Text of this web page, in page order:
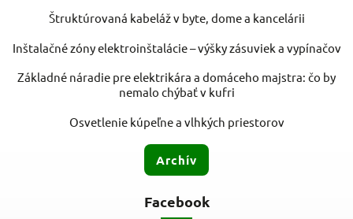
Štruktúrovaná kabeláž v byte, dome a kancelárii
Inštalačné zóny elektroinštalácie – výšky zásuviek a vypínačov
Základné náradie pre elektrikára a domáceho majstra: čo by
nemalo chýbať v kufri
Osvetlenie kúpeľne a vlhkých priestorov
Archív
Facebook